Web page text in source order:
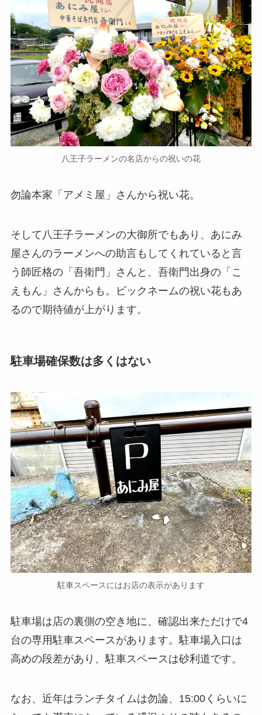
八王子ラーメンの名店からの祝いの花
勿論本家「アメミ屋」さんから祝い花。
そして八王子ラーメンの大御所でもあり、あにみ
屋さんのラーメンへの助言もしてくれていると言
う師匠格の「吾衛門」さんと、吾衛門出身の「こ
えもん」さんからも。ビックネームの祝い花もあ
るので期待値が上がります。
駐車場確保数は多くはない
駐車スペースにはお店の表示があります
駐車場は店の裏側の空き地に、確認出来ただけで4
台の専用駐車スペースがあります。駐車場入口は
高めの段差があり、駐車スペースは砂利道です。
なお、近年はランチタイムは勿論、15:00くらいに